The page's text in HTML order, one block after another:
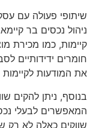
שיתופי פעולה עם
ניהול נכסים בר
קיימות, כמו מכירת
חומרים ידידותיים
את המודעות לקיימות
בנוסף, ניתן להקים
המאפשרים לבעלי
שווקים כאלה לא רק